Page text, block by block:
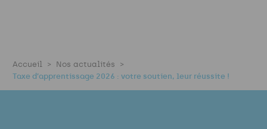
Accueil
Nos actualités
Taxe d’apprentissage 2026 : votre soutien, leur réussite !